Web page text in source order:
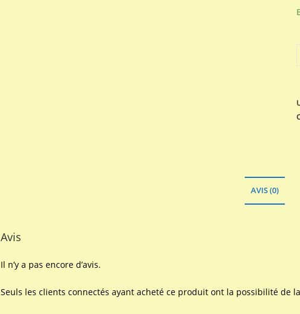
AVIS (0)
Avis
Il n’y a pas encore d’avis.
Seuls les clients connectés ayant acheté ce produit ont la possibilité de